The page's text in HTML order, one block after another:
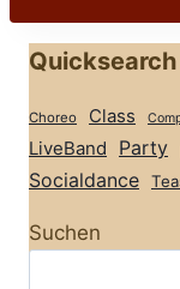
Quicksearch
Choreo Class
LiveBand Party
Socialdance
Suchen